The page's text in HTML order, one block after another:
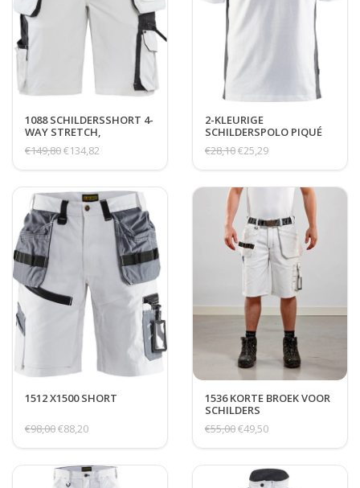
1088 SCHILDERSSHORT 4-
WAY STRETCH,
SPIJKERZAKKEN
€149,80€134,82
2-KLEURIGE
SCHILDERSPOLO PIQUÉ
€28,10€25,29
1512 X1500 SHORT
€98,00€88,20
1536 KORTE BROEK VOOR
SCHILDERS
€55,00€49,50